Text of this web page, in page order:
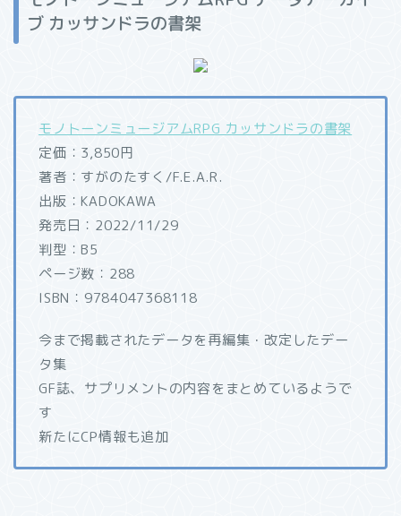
ブ カッサンドラの書架
モノトーンミュージアムRPG カッサンドラの書架
定価：3,850円
著者：すがのたすく/F.E.A.R.
出版：KADOKAWA
発売日：2022/11/29
判型：B5
ページ数：288
ISBN：9784047368118
今まで掲載されたデータを再編集・改定したデー
タ集
GF誌、サプリメントの内容をまとめているようで
す
新たにCP情報も追加